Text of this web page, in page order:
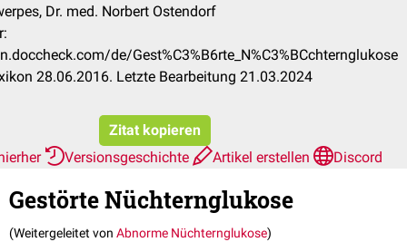
Dr. med. Norbert Ostendorf
de/Gest%C3%B6rte_N%C3%BCchternglukose
28.06.2016. Letzte Bearbeitung 21.03.2024
Zitat kopieren
Versionsgeschichte Artikel erstellen Discord
Gestörte Nüchternglukose
(Weitergeleitet von Abnorme Nüchternglukose)